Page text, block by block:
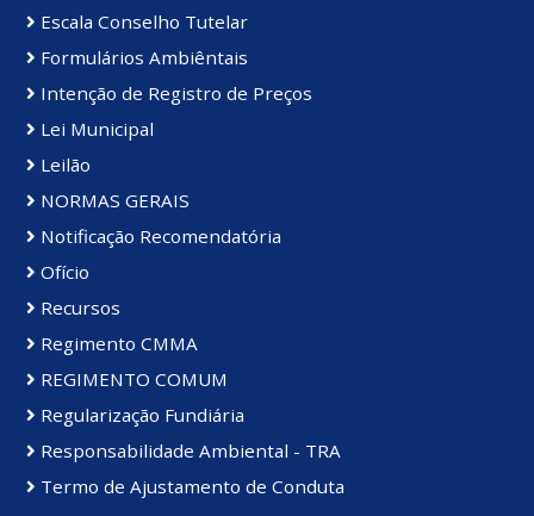
Escala Conselho Tutelar
Formulários Ambiêntais
Intenção de Registro de Preços
Lei Municipal
Leilão
NORMAS GERAIS
Notificação Recomendatória
Ofício
Recursos
Regimento CMMA
REGIMENTO COMUM
Regularização Fundiária
Responsabilidade Ambiental - TRA
Termo de Ajustamento de Conduta